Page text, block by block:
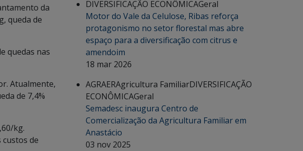
da
queda de
quedas nas
Atualmente,
de 7,4%
kg.
de
DIVERSIFICAÇÃO ECONÔMICAGeral
Motor do Vale da Celulose, Ribas reforça
protagonismo no setor florestal mas abre
espaço para a diversificação com citrus e
amendoim
18 mar 2026
AGRAERAgricultura FamiliarDIVERSIFICAÇÃO
ECONÔMICAGeral
Semadesc inaugura Centro de
Comercialização da Agricultura Familiar em
Anastácio
03 nov 2025